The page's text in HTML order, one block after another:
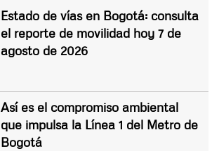
Estado de vías en Bogotá: consulta
el reporte de movilidad hoy 7 de
agosto de 2026
Así es el compromiso ambiental
que impulsa la Línea 1 del Metro de
Bogotá